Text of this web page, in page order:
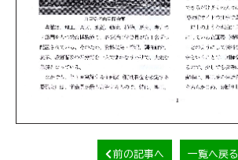
前の記事へ 一覧へ戻る